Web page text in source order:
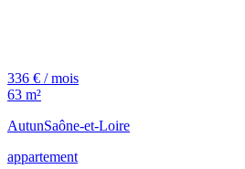
336 € / mois
63 m²
AutunSaône-et-Loire
appartement